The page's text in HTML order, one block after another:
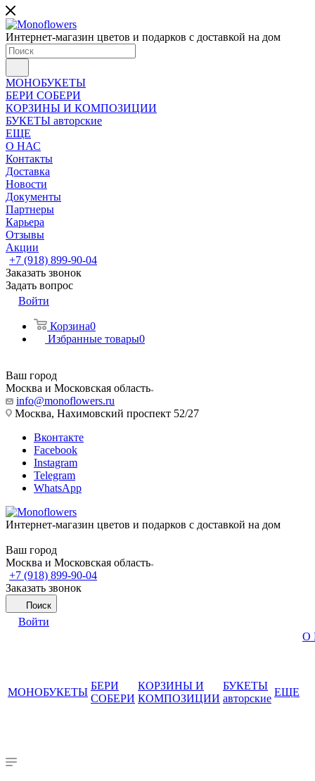
Интернет-магазин цветов и подарков с доставкой на дом
МОНОБУКЕТЫ
БЕРИ СОБЕРИ
КОРЗИНЫ И КОМПОЗИЦИИ
БУКЕТЫ авторские
ЕЩЕ
О НАС
Контакты
Доставка
Новости
Документы
Партнеры
Карьера
Отзывы
Акции
+7 (918) 899-90-04
Заказать звонок
Задать вопрос
Войти
Корзина0
Избранные товары0
Ваш город
Москва и Московская область
info@monoflowers.ru
Москва, Нахимовский проспект 52/27
Вконтакте
Facebook
Instagram
Telegram
WhatsApp
Интернет-магазин цветов и подарков с доставкой на дом
Ваш город
Москва и Московская область
+7 (918) 899-90-04
Заказать звонок
Поиск
Войти
МОНОБУКЕТЫ
БЕРИ
СОБЕРИ
КОРЗИНЫ И
КОМПОЗИЦИИ
БУКЕТЫ
авторские
ЕЩЕ
О